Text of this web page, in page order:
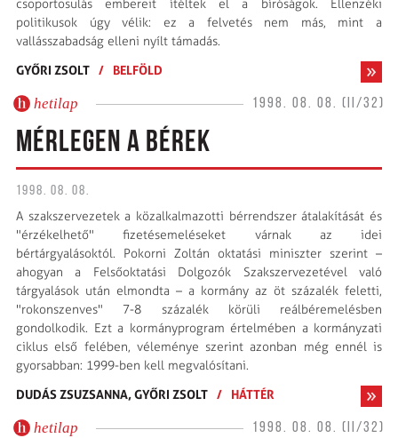
csoportosulás embereit ítéltek el a bíróságok. Ellenzéki
politikusok úgy vélik: ez a felvetés nem más, mint a
vallásszabadság elleni nyílt támadás.
GYŐRI ZSOLT / BELFÖLD
hetilap 1998. 08. 08. (II/32)
MÉRLEGEN A BÉREK
1998. 08. 08.
A szakszervezetek a közalkalmazotti bérrendszer átalakítását és
"érzékelhető" fizetésemeléseket várnak az idei
bértárgyalásoktól. Pokorni Zoltán oktatási miniszter szerint –
ahogyan a Felsőoktatási Dolgozók Szakszervezetével való
tárgyalások után elmondta – a kormány az öt százalék feletti,
"rokonszenves" 7-8 százalék körüli reálbéremelésben
gondolkodik. Ezt a kormányprogram értelmében a kormányzati
ciklus első felében, véleménye szerint azonban még ennél is
gyorsabban: 1999-ben kell megvalósítani.
DUDÁS ZSUZSANNA,GYŐRI ZSOLT / HÁTTÉR
hetilap 1998. 08. 08. (II/32)